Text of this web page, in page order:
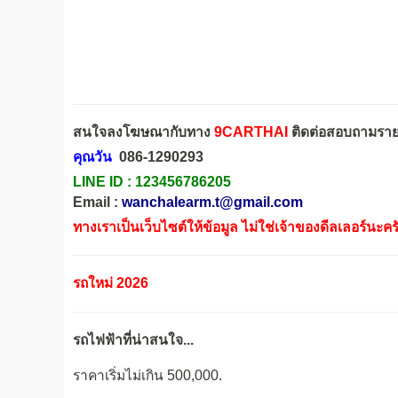
สนใจลงโฆษณากับทาง 9CARTHAI ติดต่อสอบถามรา
คุณวัน 086-1290293
LINE ID : 123456786205
Email : wanchalearm.t@gmail.com
ทางเราเป็นเว็บไซต์ให้ข้อมูล ไม่ใช่เจ้าของดีลเลอร์นะค
รถใหม่ 2026
รถไฟฟ้าที่น่าสนใจ...
ราคาเริ่มไม่เกิน 500,000.